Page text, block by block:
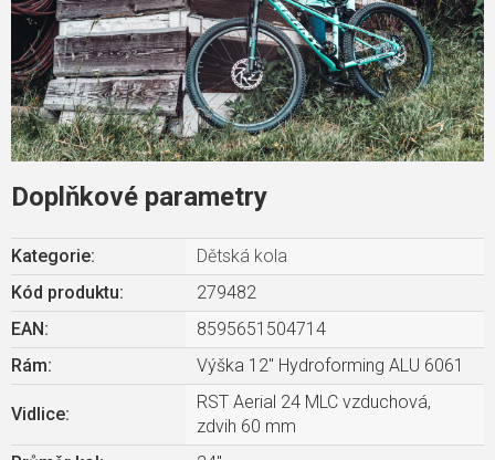
Doplňkové parametry
Kategorie:
Dětská kola
Kód produktu:
279482
EAN:
8595651504714
Rám: Výška 12" Hydroforming ALU 6061
Vidlice:
RST Aerial 24 MLC vzduchová,
zdvih 60 mm